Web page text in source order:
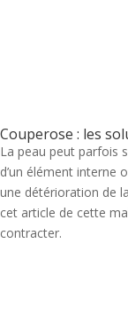
Couperose : les
La peau peut parfois
d’un élément interne
une détérioration de
cet article de cette
contracter.